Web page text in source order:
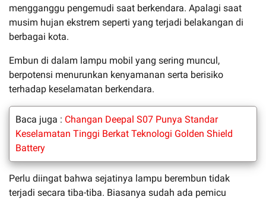
mengganggu pengemudi saat berkendara. Apalagi saat
musim hujan ekstrem seperti yang terjadi belakangan di
berbagai kota.
Embun di dalam lampu mobil yang sering muncul,
berpotensi menurunkan kenyamanan serta berisiko
terhadap keselamatan berkendara.
Baca juga : Changan Deepal S07 Punya Standar
Keselamatan Tinggi Berkat Teknologi Golden Shield
Battery
Perlu diingat bahwa sejatinya lampu berembun tidak
terjadi secara tiba-tiba. Biasanya sudah ada pemicu